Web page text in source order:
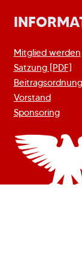
Mitglied werden
Satzung [PDF]
Vorstand
Sponsoring